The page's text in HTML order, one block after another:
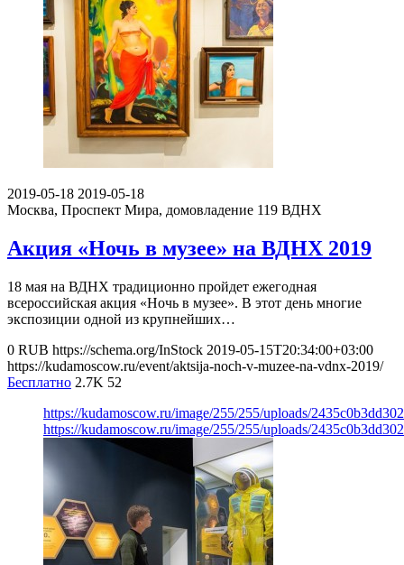
2019-05-18 2019-05-18
Москва, Проспект Мира, домовладение 119 ВДНХ
Акция «Ночь в музее» на ВДНХ 2019
18 мая на ВДНХ традиционно пройдет ежегодная
всероссийская акция «Ночь в музее». В этот день многие
экспозиции одной из крупнейших…
0 RUB https://schema.org/InStock 2019-05-15T20:34:00+03:00
https://kudamoscow.ru/event/aktsija-noch-v-muzee-na-vdnx-2019/
Бесплатно 2.7K 52
https://kudamoscow.ru/image/255/255/uploads/
https://kudamoscow.ru/image/255/255/uploads/